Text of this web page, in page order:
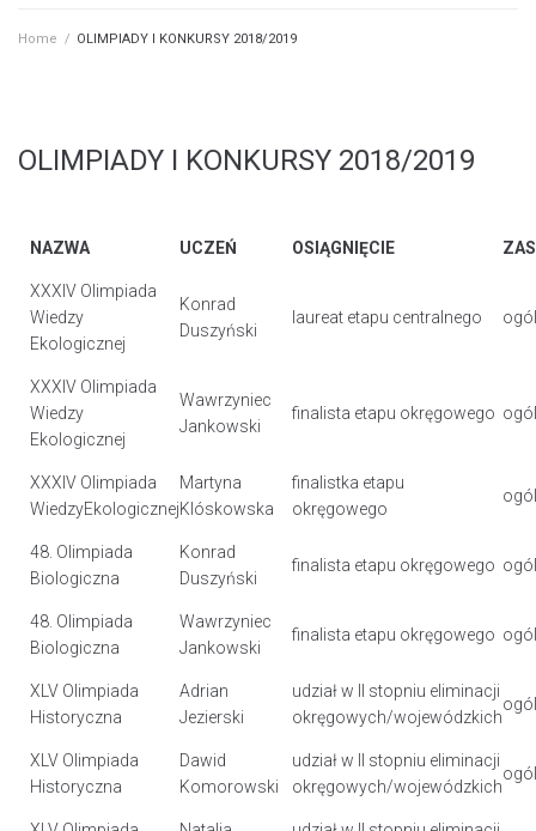
Home / OLIMPIADY I KONKURSY 2018/2019
OLIMPIADY I KONKURSY 2018/2019
NAZWA UCZEŃ OSIĄGNIĘCIE
XXXIV Olimpiada
Wiedzy
Ekologicznej
Konrad
Duszyński
laureat etapu centralnego
XXXIV Olimpiada
Wiedzy
Ekologicznej
Wawrzyniec
Jankowski
finalista etapu okręgowego
XXXIV Olimpiada
WiedzyEkologicznej
Martyna
Klóskowska
finalistka etapu
okręgowego
48. Olimpiada
Biologiczna
Konrad
Duszyński
finalista etapu okręgowego
48. Olimpiada
Biologiczna
Wawrzyniec
Jankowski
finalista etapu okręgowego
XLV Olimpiada
Historyczna
Adrian
Jezierski
udział w II stopniu eliminacji
okręgowych/wojewódzkich
XLV Olimpiada
Historyczna
Dawid
Komorowski
udział w II stopniu eliminacji
okręgowych/wojewódzkich